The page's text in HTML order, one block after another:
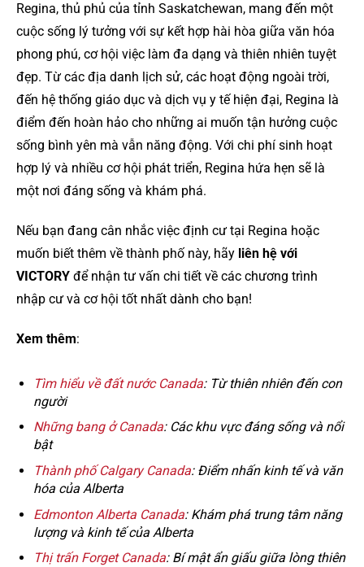
Regina, thủ phủ của tỉnh Saskatchewan, mang đến một
cuộc sống lý tưởng với sự kết hợp hài hòa giữa văn hóa
phong phú, cơ hội việc làm đa dạng và thiên nhiên tuyệt
đẹp. Từ các địa danh lịch sử, các hoạt động ngoài trời,
đến hệ thống giáo dục và dịch vụ y tế hiện đại, Regina là
điểm đến hoàn hảo cho những ai muốn tận hưởng cuộc
sống bình yên mà vẫn năng động. Với chi phí sinh hoạt
hợp lý và nhiều cơ hội phát triển, Regina hứa hẹn sẽ là
một nơi đáng sống và khám phá.
Nếu bạn đang cân nhắc việc định cư tại Regina hoặc
muốn biết thêm về thành phố này, hãy liên hệ với
VICTORY để nhận tư vấn chi tiết về các chương trình
nhập cư và cơ hội tốt nhất dành cho bạn!
Xem thêm:
Tìm hiểu về đất nước Canada: Từ thiên nhiên đến con
người
Những bang ở Canada: Các khu vực đáng sống và nổi
bật
Thành phố Calgary Canada: Điểm nhấn kinh tế và văn
hóa của Alberta
Edmonton Alberta Canada: Khám phá trung tâm năng
lượng và kinh tế của Alberta
Thị trấn Forget Canada: Bí mật ẩn giấu giữa lòng thiên